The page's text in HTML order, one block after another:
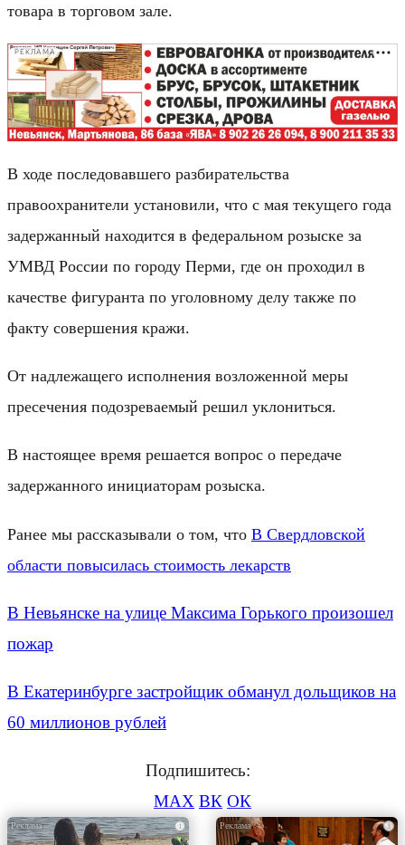
товара в торговом зале.
РЕКЛАМА
В ходе последовавшего разбирательства
правоохранители установили, что с мая текущего года
задержанный находится в федеральном розыске за
УМВД России по городу Перми, где он проходил в
качестве фигуранта по уголовному делу также по
факту совершения кражи.
От надлежащего исполнения возложенной меры
пресечения подозреваемый решил уклониться.
В настоящее время решается вопрос о передаче
задержанного инициаторам розыска.
Ранее мы рассказывали о том, что В Свердловской
области повысилась стоимость лекарств
В Невьянске на улице Максима Горького произошел
пожар
В Екатеринбурге застройщик обманул дольщиков на
60 миллионов рублей
Подпишитесь:
MAX ВК ОК
i i